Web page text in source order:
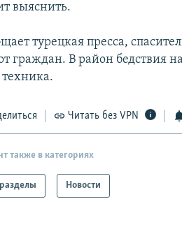
выяснить.
турецкая пресса,
граждан. В район бедствия
Читать без VPN
также в категориях
Новости